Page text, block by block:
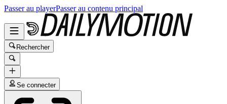
Passer au playerPasser au contenu principal
Rechercher
Se connecter